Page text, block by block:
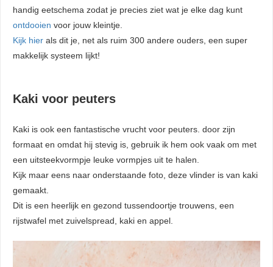
handig eetschema zodat je precies ziet wat je elke dag kunt
ontdooien voor jouw kleintje.
Kijk hier als dit je, net als ruim 300 andere ouders, een super
makkelijk systeem lijkt!
Kaki voor peuters
Kaki is ook een fantastische vrucht voor peuters. door zijn
formaat en omdat hij stevig is, gebruik ik hem ook vaak om met
een uitsteekvormpje leuke vormpjes uit te halen.
Kijk maar eens naar onderstaande foto, deze vlinder is van kaki
gemaakt.
Dit is een heerlijk en gezond tussendoortje trouwens, een
rijstwafel met zuivelspread, kaki en appel.